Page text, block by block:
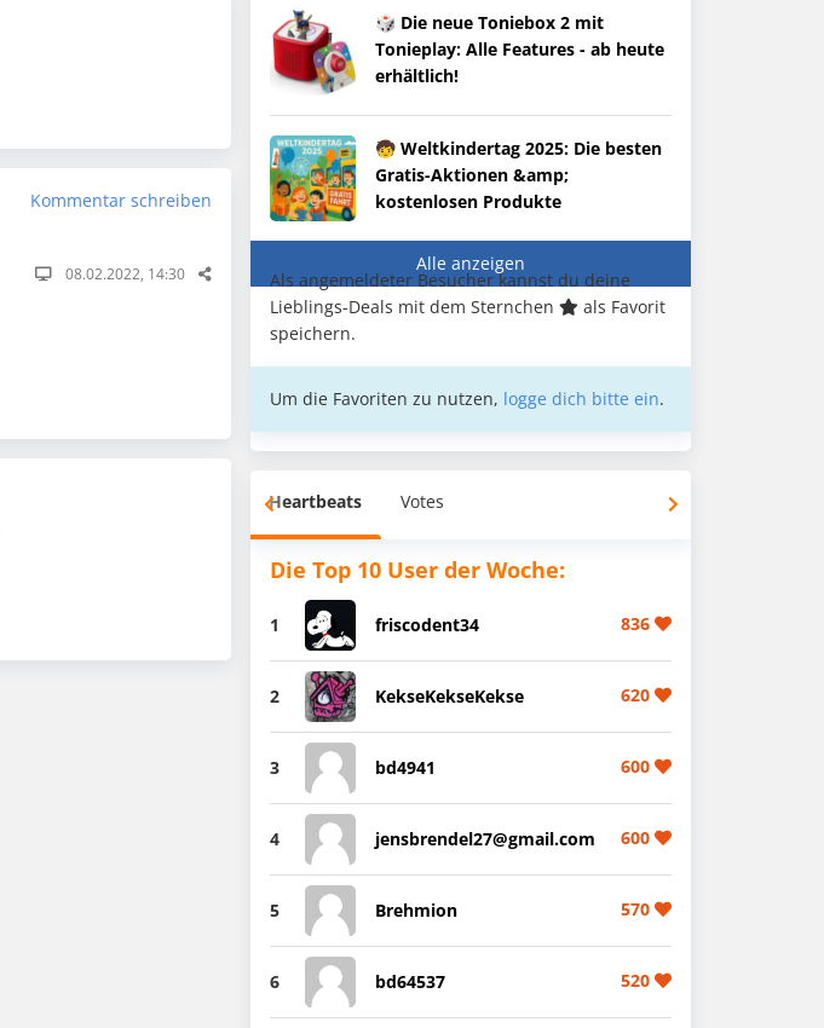
Kommentar schreiben
08.02.2022, 14:30
🎲 Die neue Toniebox 2 mit
Tonieplay: Alle Features - ab heute
erhältlich!
🧒 Weltkindertag 2025: Die besten
Gratis-Aktionen &amp;
kostenlosen Produkte
Alle anzeigen
Als angemeldeter Besucher kannst du deine
Lieblings-Deals mit dem Sternchen
als Favorit
speichern.
Um die Favoriten zu nutzen, logge dich bitte ein.
Heartbeats Votes
Die Top 10 User der Woche:
1 friscodent34 836
2 KekseKekseKekse 620
3 bd4941 600
4 jensbrendel27@gmail.com 600
5 Brehmion 570
6 bd64537 520